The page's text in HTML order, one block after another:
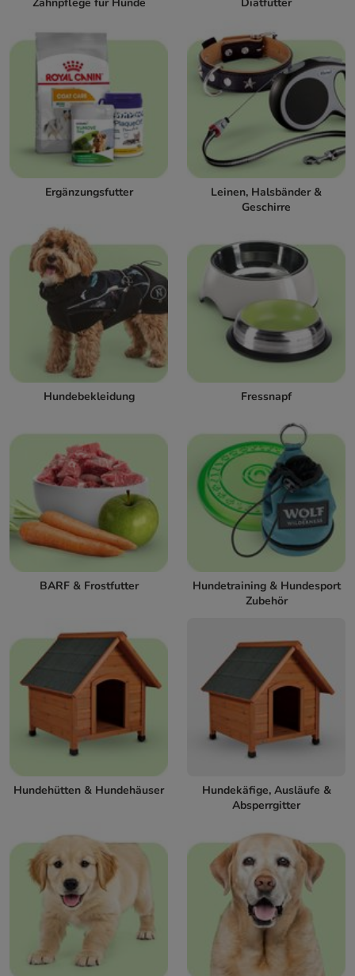
Ergänzungsfutter
Leinen, Halsbänder &
Geschirre
Hundebekleidung Fressnapf
BARF & Frostfutter
Hundetraining & Hundesport
Zubehör
Hundehütten & Hundehäuser
Hundekäfige, Ausläufe &
Absperrgitter